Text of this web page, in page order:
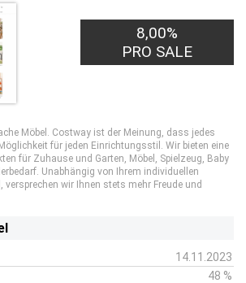
8,00%
PRO SALE
Möbel. Costway ist der Meinung, dass jedes
für jeden Einrichtungsstil. Wir bieten eine
für Zuhause und Garten, Möbel, Spielzeug, Baby
Unabhängig von Ihrem individuellen
wir Ihnen stets mehr Freude und
14.11.2023
48 %